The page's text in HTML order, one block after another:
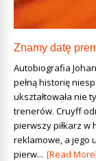
Znamy datę
Autobiografia
pełną historię
ukształtowała nie
trenerów. Cruyff
pierwszy piłkarz w
reklamowe, a jego
pierw... [Read